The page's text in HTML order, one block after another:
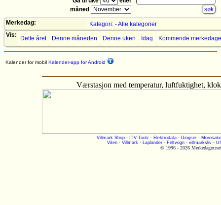
måned
Merkedag:
Kategori: - Alle kategorier
Vis:
Dette året Denne måneden Denne uken Idag Kommende
Kalender for mobil Kalender-app for Android
Værstasjon med temperatur, luftfuktighet,
Villmark Shop- ITV-Toolz - Elektrodata- Dingser-
Viten - Villmark - Laplander - Feltvogn - villmarksliv -
© 1996 - 2026 Merkedager.net